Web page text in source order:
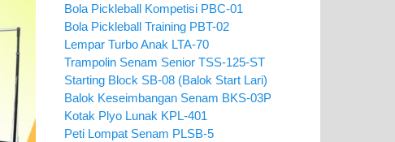
Bola Pickleball Kompetisi PBC-01
Bola Pickleball Training PBT-02
Lempar Turbo Anak LTA-70
Trampolin Senam Senior TSS-125-ST
Starting Block SB-08 (Balok Start Lari)
Balok Keseimbangan Senam BKS-03P
Kotak Plyo Lunak KPL-401
Peti Lompat Senam PLSB-5